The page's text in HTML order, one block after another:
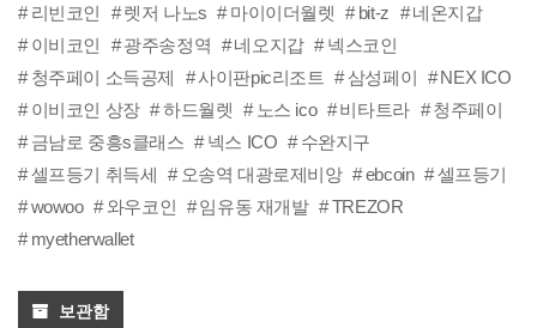
리빈코인 렛저 나노s 마이이더월렛 bit-z
네온지갑
이비코인
광주송정역 네오지갑
넥스코인
청주페이 소득공제
사이판pic리조트 삼성페이
NEX ICO
이비코인 상장
하드월렛 노스 ico 비타트라
청주페이
금남로 중흥s클래스
넥스 ICO
수완지구
셀프등기 취득세
오송역 대광로제비앙 ebcoin
셀프등기
wowoo
와우코인 임유동 재개발
TREZOR
myetherwallet
보관함